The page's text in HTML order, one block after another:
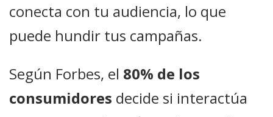
conecta con tu audiencia, lo que
puede hundir tus campañas.
Según Forbes, el 80% de los
consumidores decide si interactúa